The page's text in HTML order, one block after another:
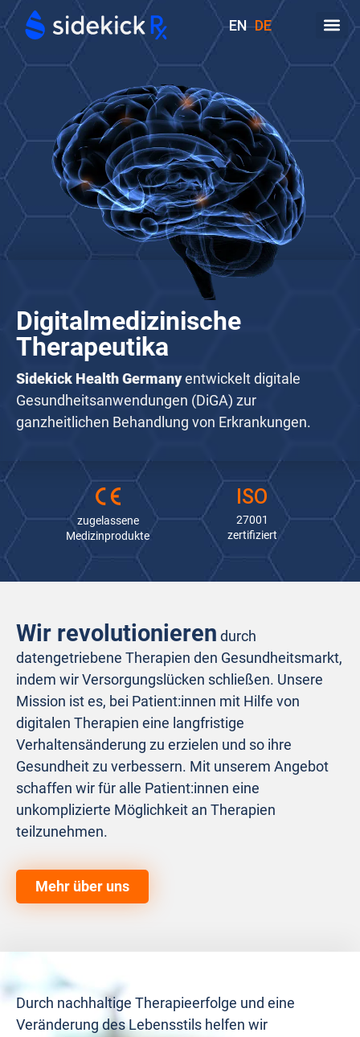
EN DE
1
3
4
6 7
8
13
Digitalmedizinische
Therapeutika
Sidekick Health Germanyentwickelt digitale
Gesundheitsanwendungen (DiGA) zur
ganzheitlichen Behandlung von Erkrankungen.
betreute
Patient:innen
30.000+
glückliche
Mitarbeiter:innen
Datenschutz
gewährleistet
100
zugelassene
Medizinprodukte
ISO
27001
zertifiziert
Wir revolutionieren durch
datengetriebene Therapien den Gesundheitsmarkt,
indem wir Versorgungslücken schließen. Unsere
Mission ist es, bei Patient:innen mit Hilfe von
digitalen Therapien eine langfristige
Verhaltensänderung zu erzielen und so ihre
Gesundheit zu verbessern. Mit unserem Angebot
schaffen wir für alle Patient:innen eine
unkomplizierte Möglichkeit an Therapien
teilzunehmen.
Mehr über uns
Durch nachhaltige Therapieerfolge und eine
Veränderung des Lebensstils helfen wir